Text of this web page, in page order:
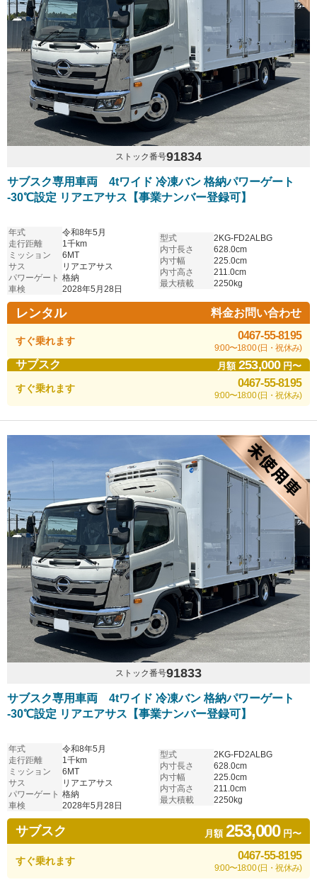
ストック番号91834
サブスク専用車両 4tワイド 冷凍バン 格納パワーゲート
-30℃設定 リアエアサス【事業ナンバー登録可】
年式
令和8年5月
走行距離
1千km
ミッション
6MT
サス
リアエアサス
パワーゲート 格納
車検
2028年5月28日
型式
2KG-FD2ALBG
内寸長さ
628.0cm
内寸幅
225.0cm
内寸高さ
211.0cm
最大積載
2250kg
レンタル 料金お問い合わせ
すぐ乗れます 0467-55-8195
9:00〜18:00 (日・祝休み)
サブスク 月額253,000円〜
すぐ乗れます 0467-55-8195
9:00〜18:00 (日・祝休み)
ストック番号91833
サブスク専用車両 4tワイド 冷凍バン 格納パワーゲート
-30℃設定 リアエアサス【事業ナンバー登録可】
年式
令和8年5月
走行距離
1千km
ミッション
6MT
サス
リアエアサス
パワーゲート 格納
車検
2028年5月28日
型式
2KG-FD2ALBG
内寸長さ
628.0cm
内寸幅
225.0cm
内寸高さ
211.0cm
最大積載
2250kg
サブスク 月額253,000円〜
すぐ乗れます 0467-55-8195
9:00〜18:00 (日・祝休み)